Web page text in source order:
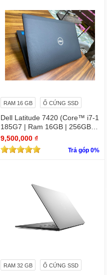
RAM 16 GB Ổ CỨNG SSD
Dell Latitude 7420 (Core™ i7-1
185G7 | Ram 16GB | 256GB S
SD | 14.0inch FHD)
9,500,000 ₫
Trả góp 0%
RAM 32 GB Ổ CỨNG SSD